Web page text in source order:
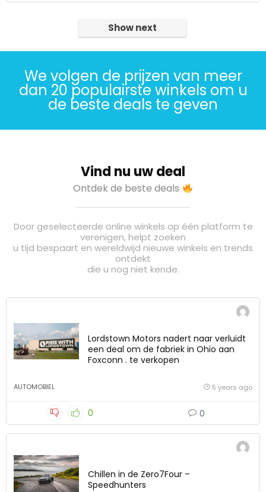
Show next
We volgen de prijzen van meer
dan 20 populairste winkels om u
de beste deals te geven
Vind nu uw deal
Ontdek de beste deals
Door geselecteerde online winkels op één platform te
verenigen, helpt zoeken
u tijd bespaart en wereldwijd nieuwe winkels en trends
ontdekt
die u nog niet kende.
Lordstown Motors nadert naar verluidt
een deal om de fabriek in Ohio aan
Foxconn . te verkopen
AUTOMOBIEL 5 years ago
0 0
Chillen in de Zero7Four –
Speedhunters